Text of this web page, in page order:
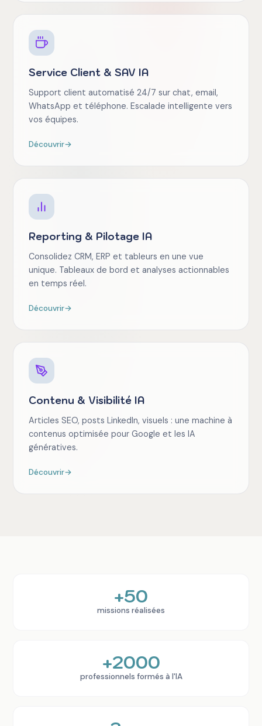
Service Client & SAV IA
Support client automatisé 24/7 sur chat, email,
WhatsApp et téléphone. Escalade intelligente vers
vos équipes.
Découvrir→
Reporting & Pilotage IA
Consolidez CRM, ERP et tableurs en une vue
unique. Tableaux de bord et analyses actionnables
en temps réel.
Découvrir→
Contenu & Visibilité IA
Articles SEO, posts LinkedIn, visuels : une machine à
contenus optimisée pour Google et les IA
génératives.
Découvrir→
+50
missions réalisées
+2000
professionnels formés à l'IA